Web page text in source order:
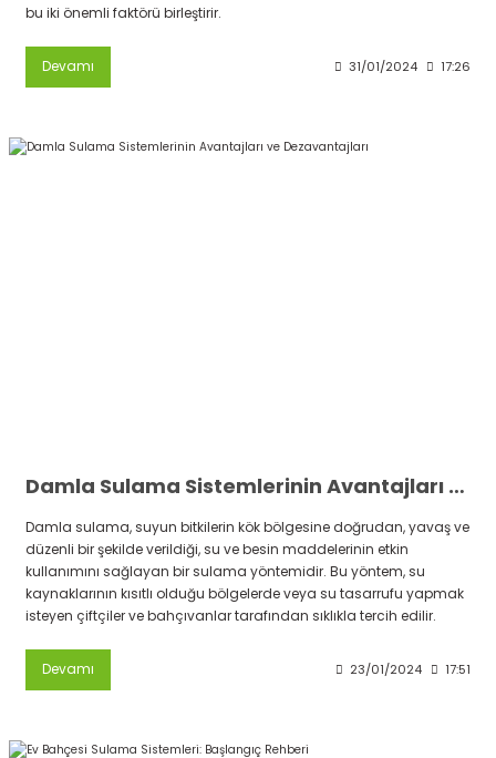
bu iki önemli faktörü birleştirir.
Devamı 31/01/2024 17:26
Damla Sulama Sistemlerinin Avantajları ve Dezavantajları
Damla sulama, suyun bitkilerin kök bölgesine doğrudan, yavaş ve
düzenli bir şekilde verildiği, su ve besin maddelerinin etkin
kullanımını sağlayan bir sulama yöntemidir. Bu yöntem, su
kaynaklarının kısıtlı olduğu bölgelerde veya su tasarrufu yapmak
isteyen çiftçiler ve bahçıvanlar tarafından sıklıkla tercih edilir.
Devamı 23/01/2024 17:51